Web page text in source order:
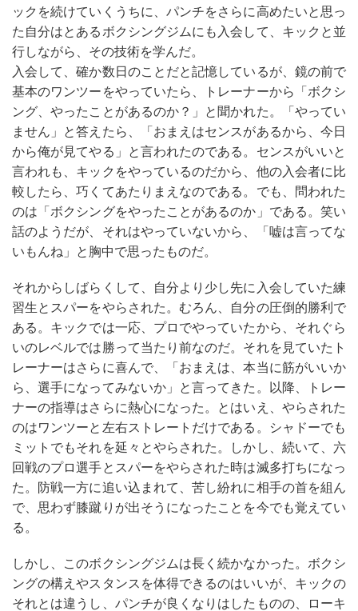
ックを続けていくうちに、パンチをさらに高めたいと思っ
た自分はとあるボクシングジムにも入会して、キックと並
行しながら、その技術を学んだ。
入会して、確か数日のことだと記憶しているが、鏡の前で
基本のワンツーをやっていたら、トレーナーから「ボクシ
ング、やったことがあるのか？」と聞かれた。「やってい
ません」と答えたら、「おまえはセンスがあるから、今日
から俺が見てやる」と言われたのである。センスがいいと
言われも、キックをやっているのだから、他の入会者に比
較したら、巧くてあたりまえなのである。でも、問われた
のは「ボクシングをやったことがあるのか」である。笑い
話のようだが、それはやっていないから、「嘘は言ってな
いもんね」と胸中で思ったものだ。
それからしばらくして、自分より少し先に入会していた練
習生とスパーをやらされた。むろん、自分の圧倒的勝利で
ある。キックでは一応、プロでやっていたから、それぐら
いのレベルでは勝って当たり前なのだ。それを見ていたト
レーナーはさらに喜んで、「おまえは、本当に筋がいいか
ら、選手になってみないか」と言ってきた。以降、トレー
ナーの指導はさらに熱心になった。とはいえ、やらされた
のはワンツーと左右ストレートだけである。シャドーでも
ミットでもそれを延々とやらされた。しかし、続いて、六
回戦のプロ選手とスパーをやらされた時は滅多打ちになっ
た。防戦一方に追い込まれて、苦し紛れに相手の首を組ん
で、思わず膝蹴りが出そうになったことを今でも覚えてい
る。
しかし、このボクシングジムは長く続かなかった。ボクシ
ングの構えやスタンスを体得できるのはいいが、キックの
それとは違うし、パンチが良くなりはしたものの、ローキ